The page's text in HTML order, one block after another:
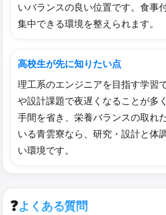
いバランスの良い位置です。食事
集中できる環境を整えられます。
高校生が先に知りたい点
理工系のエンジニアを目指す学習
や設計課題で夜遅くなることが多
手間を省き、栄養バランスの取れ
いる青雲寮なら、研究・設計と体
い環境です。
❓よくある質問